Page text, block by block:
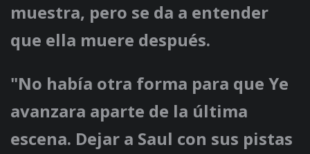
muestra, pero se da a entender
que ella muere después.
"No había otra forma para que Ye
avanzara aparte de la última
escena. Dejar a Saul con sus pistas